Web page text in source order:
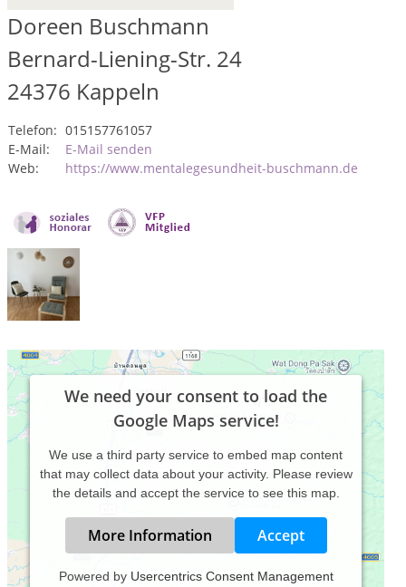
Doreen Buschmann
Bernard-Liening-Str. 24
24376 Kappeln
Telefon: 015157761057
E-Mail:
E-Mail senden
Web:
https://www.mentalegesundheit-buschmann.de
We need your consent to load the
Google Maps service!
We use a third party service to embed map content
that may collect data about your activity. Please review
the details and accept the service to see this map.
More Information Accept
Powered by Usercentrics Consent Management